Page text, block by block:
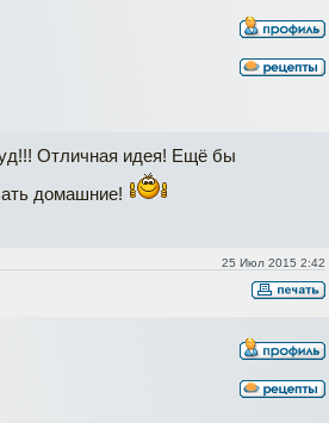
Отличная идея! Ещё бы
домашние!
25 Июл 2015 2:42